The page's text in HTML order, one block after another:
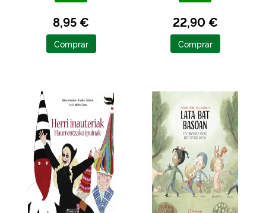
8,95 €
Comprar
22,90 €
Comprar